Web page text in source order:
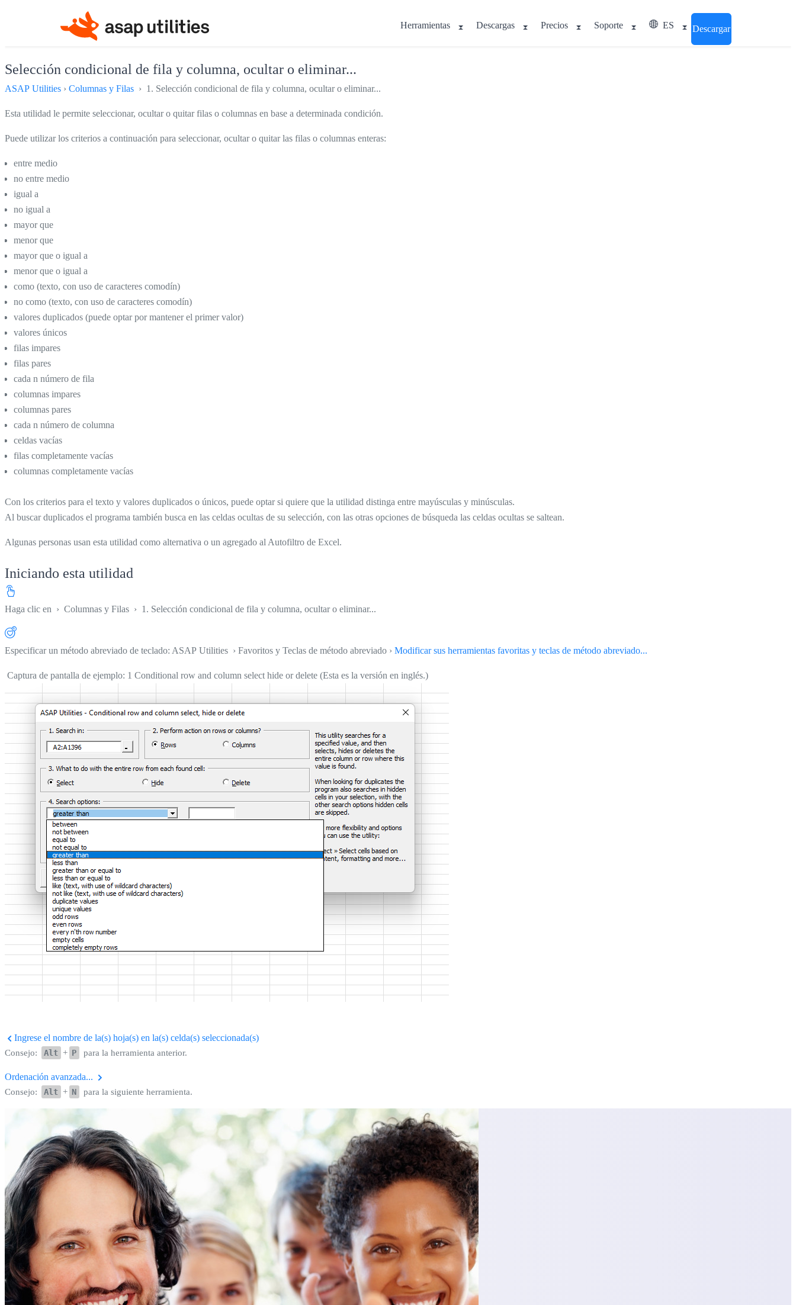
Herramientas Descargas Precios Soporte ES Descargar
Selección condicional de fila y columna, ocultar o eliminar...
ASAP Utilities › Columnas y Filas › 1. Selección condicional de fila y columna, ocultar o eliminar...
Esta utilidad le permite seleccionar, ocultar o quitar filas o columnas en base a determinada condición.
Puede utilizar los criterios a continuación para seleccionar, ocultar o quitar las filas o columnas enteras:
entre medio
no entre medio
igual a
no igual a
mayor que
menor que
mayor que o igual a
menor que o igual a
como (texto, con uso de caracteres comodín)
no como (texto, con uso de caracteres comodín)
valores duplicados (puede optar por mantener el primer valor)
valores únicos
filas impares
filas pares
cada n número de fila
columnas impares
columnas pares
cada n número de columna
celdas vacías
filas completamente vacías
columnas completamente vacías
Con los criterios para el texto y valores duplicados o únicos, puede optar si quiere que la utilidad distinga entre mayúsculas y minúsculas.
Al buscar duplicados el programa también busca en las celdas ocultas de su selección, con las otras opciones de búsqueda las celdas ocultas se saltean.
Algunas personas usan esta utilidad como alternativa o un agregado al Autofiltro de Excel.
Iniciando esta utilidad
Haga clic en › Columnas y Filas › 1. Selección condicional de fila y columna, ocultar o eliminar...
Especificar un método abreviado de teclado: ASAP Utilities › Favoritos y Teclas de método abreviado › Modificar sus herramientas favoritas y teclas de método abreviado...
Captura de pantalla de ejemplo: 1 Conditional row and column select hide or delete (Esta es la versión en inglés.)
Ingrese el nombre de la(s) hoja(s) en la(s) celda(s) seleccionada(s)
Consejo: Alt + P para la herramienta anterior.
Ordenación avanzada...
Consejo: Alt + N para la siguiente herramienta.